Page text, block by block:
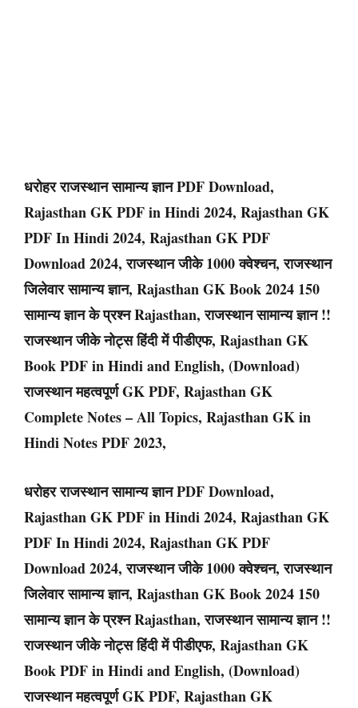
धरोहर राजस्थान सामान्य ज्ञान PDF Download,
Rajasthan GK PDF in Hindi 2024, Rajasthan GK
PDF In Hindi 2024, Rajasthan GK PDF
Download 2024, राजस्थान जीके 1000 क्वेश्चन, राजस्थान
जिलेवार सामान्य ज्ञान, Rajasthan GK Book 2024 150
सामान्य ज्ञान के प्रश्न Rajasthan, राजस्थान सामान्य ज्ञान !!
राजस्थान जीके नोट्स हिंदी में पीडीएफ, Rajasthan GK
Book PDF in Hindi and English, (Download)
राजस्थान महत्वपूर्ण GK PDF, Rajasthan GK
Complete Notes – All Topics, Rajasthan GK in
Hindi Notes PDF 2023,
धरोहर राजस्थान सामान्य ज्ञान PDF Download,
Rajasthan GK PDF in Hindi 2024, Rajasthan GK
PDF In Hindi 2024, Rajasthan GK PDF
Download 2024, राजस्थान जीके 1000 क्वेश्चन, राजस्थान
जिलेवार सामान्य ज्ञान, Rajasthan GK Book 2024 150
सामान्य ज्ञान के प्रश्न Rajasthan, राजस्थान सामान्य ज्ञान !!
राजस्थान जीके नोट्स हिंदी में पीडीएफ, Rajasthan GK
Book PDF in Hindi and English, (Download)
राजस्थान महत्वपूर्ण GK PDF, Rajasthan GK